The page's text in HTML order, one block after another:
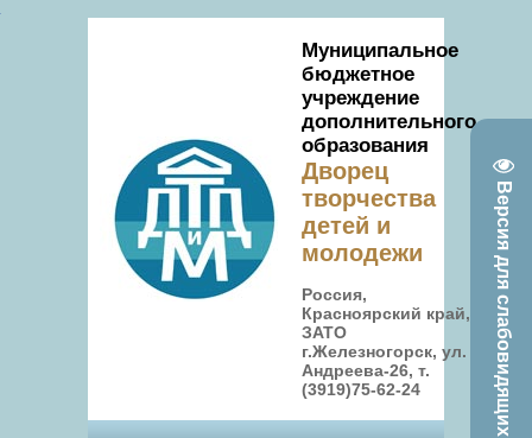
Версия для слабовидящих
Муниципальное
бюджетное
учреждение
дополнительного
образования
Дворец
творчества
детей и
молодежи
Россия,
Красноярский край,
ЗАТО
г.Железногорск, ул.
Андреева-26, т.
(3919)75-62-24